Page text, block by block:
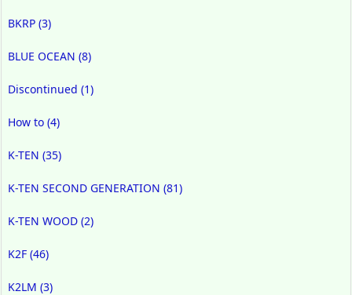
BKRP (3)
BLUE OCEAN (8)
Discontinued (1)
How to (4)
K-TEN (35)
K-TEN SECOND GENERATION (81)
K-TEN WOOD (2)
K2F (46)
K2LM (3)